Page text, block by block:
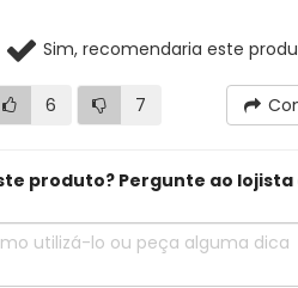
Sim, recomendaria este
6 7
• 7 anos atrás
produto? Pergunte ao lojista